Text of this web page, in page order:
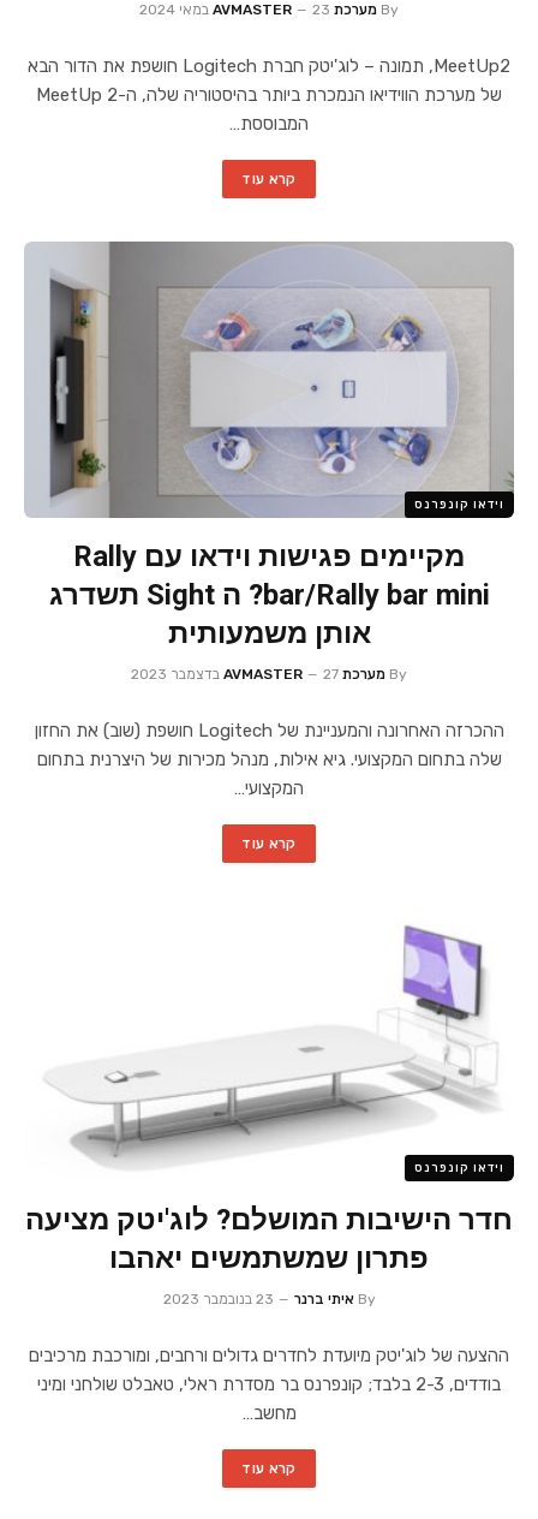
By מערכת AVMASTER 23 במאי 2024
MeetUp2, תמונה – לוג'יטק חברת Logitech חושפת את הדור הבא
של מערכת הווידיאו הנמכרת ביותר בהיסטוריה שלה, ה-MeetUp 2
המבוססת…
קרא עוד
וידאו קונפרנס
מקיימים פגישות וידאו עם Rally
bar/Rally bar mini? ה Sight תשדרג
אותן משמעותית
By מערכת AVMASTER 27 בדצמבר 2023
ההכרזה האחרונה והמעניינת של Logitech חושפת (שוב) את החזון
שלה בתחום המקצועי. גיא אילות, מנהל מכירות של היצרנית בתחום
המקצועי…
קרא עוד
וידאו קונפרנס
חדר הישיבות המושלם? לוג'יטק מציעה
פתרון שמשתמשים יאהבו
By איתי ברנר 23 בנובמבר 2023
ההצעה של לוג'יטק מיועדת לחדרים גדולים ורחבים, ומורכבת מרכיבים
בודדים, 2-3 בלבד; קונפרנס בר מסדרת ראלי, טאבלט שולחני ומיני
מחשב…
קרא עוד